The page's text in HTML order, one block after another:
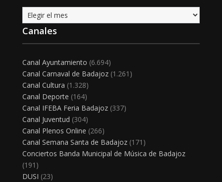
Archivo
Canales
Canal Ayuntamiento (6.694)
Canal Carnaval de Badajoz(1.261)
Canal Cultura (1.328)
Canal Deporte (164)
Canal IFEBA Feria Badajoz(337)
Canal Juventud (304)
Canal Plenos Online (266)
Canal Semana Santa de Badajoz(171)
Conciertos Banda Municipal de Música de Badajoz
(191)
DUSI (23)